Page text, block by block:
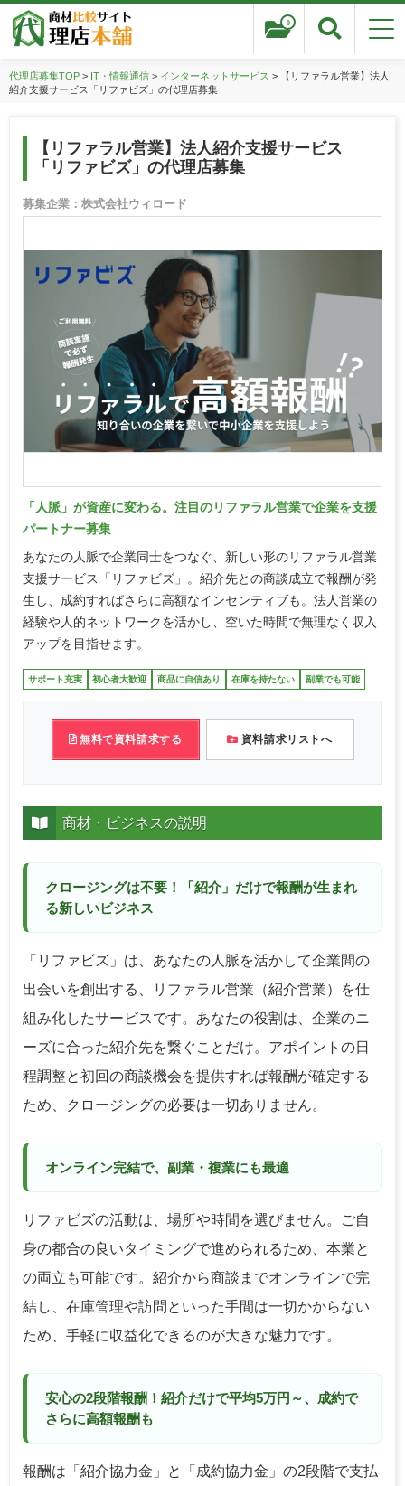
0
代理店募集TOP> IT・情報通信> インターネットサービス > 【リファラル営業】法人
紹介支援サービス「リファビズ」の代理店募集
【リファラル営業】法人紹介支援サービス
「リファビズ」の代理店募集
募集企業：株式会社ウィロード
「人脈」が資産に変わる。注目のリファラル営業で企業を支援
パートナー募集
あなたの人脈で企業同士をつなぐ、新しい形のリファラル営業
支援サービス「リファビズ」。紹介先との商談成立で報酬が発
生し、成約すればさらに高額なインセンティブも。法人営業の
経験や人的ネットワークを活かし、空いた時間で無理なく収入
アップを目指せます。
サポート充実 初心者大歓迎 商品に自信あり 在庫を持たない 副業でも可能
無料で資料請求する 資料請求リストへ
商材・ビジネスの説明
クロージングは不要！「紹介」だけで報酬が生まれ
る新しいビジネス
「リファビズ」は、あなたの人脈を活かして企業間の
出会いを創出する、リファラル営業（紹介営業）を仕
組み化したサービスです。あなたの役割は、企業のニ
ーズに合った紹介先を繋ぐことだけ。アポイントの日
程調整と初回の商談機会を提供すれば報酬が確定する
ため、クロージングの必要は一切ありません。
オンライン完結で、副業・複業にも最適
リファビズの活動は、場所や時間を選びません。ご自
身の都合の良いタイミングで進められるため、本業と
の両立も可能です。紹介から商談までオンラインで完
結し、在庫管理や訪問といった手間は一切かからない
ため、手軽に収益化できるのが大きな魅力です。
安心の2段階報酬！紹介だけで平均5万円～、成約で
さらに高額報酬も
報酬は「紹介協力金」と「成約協力金」の2段階で支払